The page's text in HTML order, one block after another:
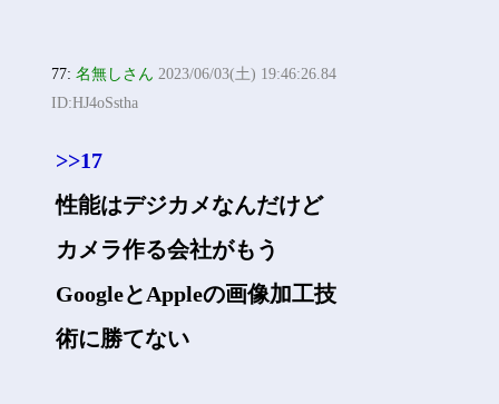
77:名無しさん 2023/06/03(土) 19:46:26.84
ID:HJ4oSstha
>>17
性能はデジカメなんだけど
カメラ作る会社がもう
GoogleとAppleの画像加工技
術に勝てない